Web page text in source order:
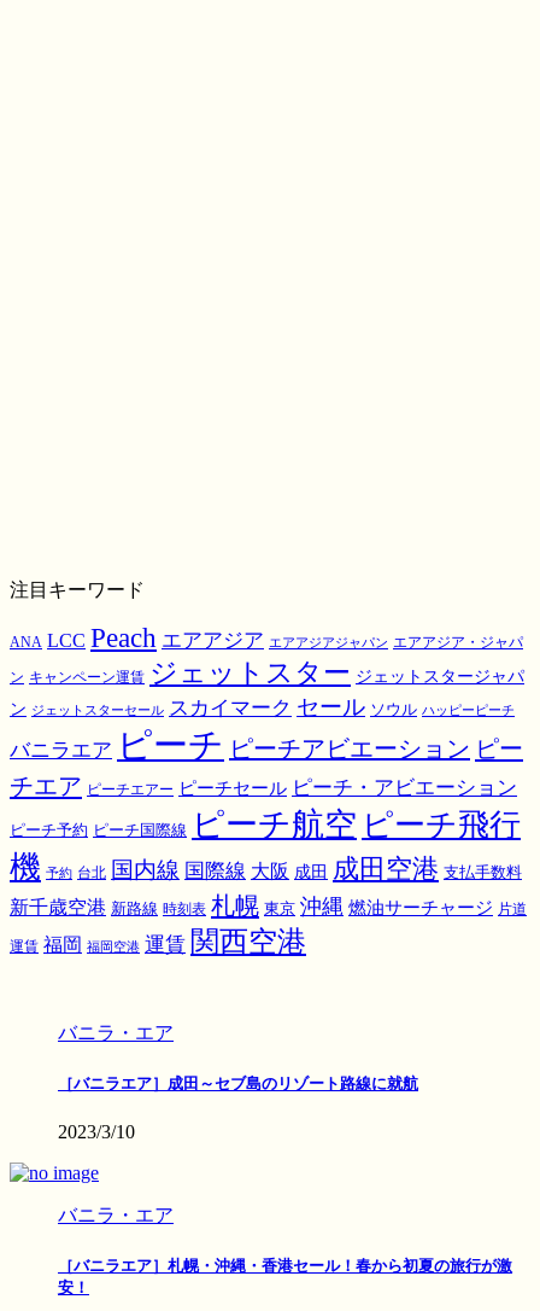
注目キーワード
ANA LCC Peach エアアジア エアアジアジャパン エアアジア・ジャパ
ン キャンペーン運賃 ジェットスター ジェットスタージャパ
ン ジェットスターセール スカイマーク セール ソウル ハッピーピーチ
バニラエア ピーチ ピーチアビエーション ピー
チエア ピーチエアー ピーチセール ピーチ・アビエーション
ピーチ予約 ピーチ国際線 ピーチ航空 ピーチ飛行
機 予約 台北 国内線 国際線 大阪 成田 成田空港 支払手数料
新千歳空港 新路線 時刻表 札幌 東京 沖縄 燃油サーチャージ 片道
運賃 福岡 福岡空港 運賃 関西空港
バニラ・エア
［バニラエア］成田～セブ島のリゾート路線に就航
2023/3/10
バニラ・エア
［バニラエア］札幌・沖縄・香港セール！春から初夏の旅行が激
安！